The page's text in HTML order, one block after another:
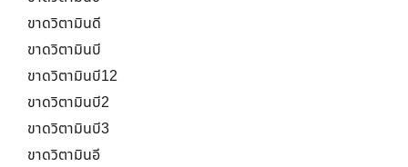
ขาดวิตามินดี
ขาดวิตามินบี
ขาดวิตามินบี12
ขาดวิตามินบี2
ขาดวิตามินบี3
ขาดวิตามินอี